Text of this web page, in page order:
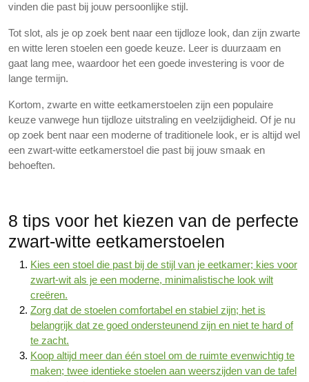
vinden die past bij jouw persoonlijke stijl.
Tot slot, als je op zoek bent naar een tijdloze look, dan zijn zwarte
en witte leren stoelen een goede keuze. Leer is duurzaam en
gaat lang mee, waardoor het een goede investering is voor de
lange termijn.
Kortom, zwarte en witte eetkamerstoelen zijn een populaire
keuze vanwege hun tijdloze uitstraling en veelzijdigheid. Of je nu
op zoek bent naar een moderne of traditionele look, er is altijd wel
een zwart-witte eetkamerstoel die past bij jouw smaak en
behoeften.
8 tips voor het kiezen van de perfecte
zwart-witte eetkamerstoelen
Kies een stoel die past bij de stijl van je eetkamer; kies voor
zwart-wit als je een moderne, minimalistische look wilt
creëren.
Zorg dat de stoelen comfortabel en stabiel zijn; het is
belangrijk dat ze goed ondersteunend zijn en niet te hard of
te zacht.
Koop altijd meer dan één stoel om de ruimte evenwichtig te
maken; twee identieke stoelen aan weerszijden van de tafel